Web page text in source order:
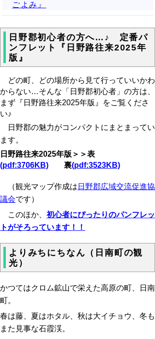
ごよみ』
日野郡初心者の方へ…♪ 定番パ
ンフレット『日野路往来2025年
版』
どの町、どの場所から見て行っていいかわ
からない…そんな「日野郡初心者」の方は、
まず『日野路往来2025年版』をご覧くださ
い♪
日野郡の魅力がコンパクトにまとまってい
ます。
日野路往来2025年版＞＞表
(pdf:3706KB) 裏(pdf:3523KB)
（観光マップ作成は 日野郡広域交流促進協
議会です）
このほか、 初心者にぴったりのパンフレッ
トがそろっています！！
よりみちにちなん（日南町の観
光）
かつてはクロム鉱山で栄えた高原の町、日南
町。
春は藤、夏はホタル、秋は大イチョウ、冬も
また見事な石霞渓。